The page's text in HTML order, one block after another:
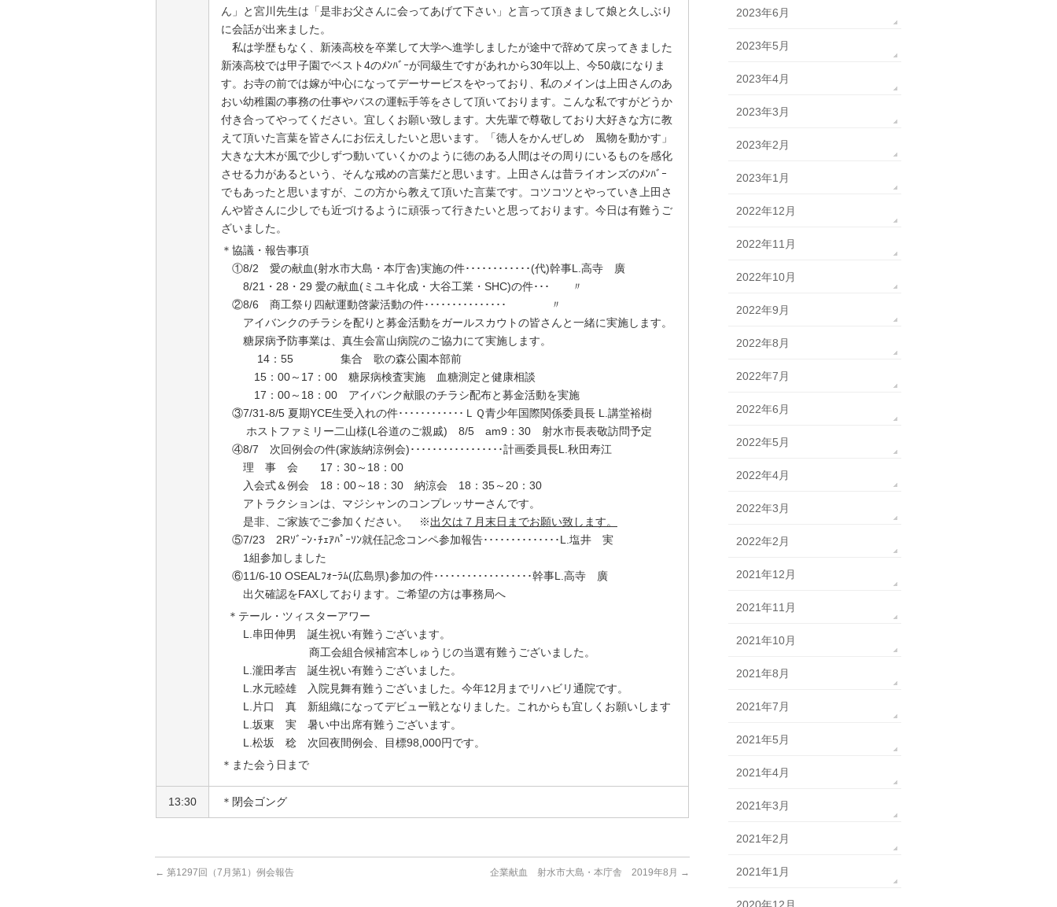
ん」と宮川先生は「是非お父さんに会ってあげて下さい」と言って頂きまして娘と久しぶり
に会話が出来ました。
私は学歴もなく、新湊高校を卒業して大学へ進学しましたが途中で辞めて戻ってきました
新湊高校では甲子園でベスト4のﾒﾝﾊﾞｰが同級生ですがあれから30年以上、今50歳になりま
す。お寺の前では嫁が中心になってデーサービスをやっており、私のメインは上田さんのあ
おい幼稚園の事務の仕事やバスの運転手等をさして頂いております。こんな私ですがどうか
付き合ってやってください。宜しくお願い致します。大先輩で尊敬しており大好きな方に教
えて頂いた言葉を皆さんにお伝えしたいと思います。「徳人をかんぜしめ 風物を動かす」
大きな大木が風で少しずつ動いていくかのように徳のある人間はその周りにいるものを感化
させる力があるという、そんな戒めの言葉だと思います。上田さんは昔ライオンズのﾒﾝﾊﾞｰ
でもあったと思いますが、この方から教えて頂いた言葉です。コツコツとやっていき上田さ
んや皆さんに少しでも近づけるように頑張って行きたいと思っております。今日は有難うご
ざいました。
＊協議・報告事項
①8/2 愛の献血(射水市大島・本庁舎)実施の件････････････(代)幹事L. 高寺 廣
8/21・28・29 愛の献血(ミユキ化成・大谷工業・ SHC)の件･･･ 〃
②8/6 商工祭り四献運動啓蒙活動の件･･･････････････ 〃
アイバンクのチラシを配りと募金活動をガールスカウトの皆さんと一緒に実施します。
糖尿病予防事業は、真生会富山病院のご協力にて実施します。
14 ： 55 集合 歌の森公園本部前
15 ： 00～ 17 ： 00 糖尿病検査実施 血糖測定と健康相談
17： 00～ 18 ： 00 アイバンク献眼のチラシ配布と募金活動を実施
③7/31-8/5 夏期YCE生受入れの件････････････ＬＱ青少年国際関係委員長 L.講堂裕樹
ホストファミリー二山様(L 谷道のご親戚) 8/5 am9 ： 30 射水市長表敬訪問予定
④8/7 次回例会の件(家族納涼例会)･････････････････計画委員長L. 秋田寿江
理 事 会 17 ： 30～ 18 ： 00
入会式＆例会 18 ： 00～ 18 ： 30 納涼会 18 ： 35～ 20 ： 30
アトラクションは、マジシャンのコンプレッサーさんです。
是非、ご家族でご参加ください。 ※出欠は７月末日までお願い致します。
⑤7/23 2Rｿﾞｰﾝ･ﾁｪｱﾊﾟｰｿﾝ就任記念コンペ参加報告･･････････････L. 塩井 実
1組参加しました
⑥11/6-10 OSEALﾌｫｰﾗﾑ(広島県)参加の件･･････････････････幹事L. 高寺 廣
出欠確認をFAXしております。ご希望の方は事務局へ
＊テール・ツィスターアワー
L.串田伸男 誕生祝い有難うございます。
商工会組合候補宮本しゅうじの当選有難うございました。
L.瀧田孝吉 誕生祝い有難うございました。
L.水元睦雄 入院見舞有難うございました。今年12月までリハビリ通院です。
L.片口 真 新組織になってデビュー戦となりました。これからも宜しくお願いします
L.坂東 実 暑い中出席有難うございます。
L.松坂 稔 次回夜間例会、目標98,000円です。
＊また会う日まで
13:30 ＊閉会ゴング
← 第1297回（7月第1）例会報告 企業献血 射水市大島・本庁舎 2019年8月 →
2023年6月
2023年5月
2023年4月
2023年3月
2023年2月
2023年1月
2022年12月
2022年11月
2022年10月
2022年9月
2022年8月
2022年7月
2022年6月
2022年5月
2022年4月
2022年3月
2022年2月
2021年12月
2021年11月
2021年10月
2021年8月
2021年7月
2021年5月
2021年4月
2021年3月
2021年2月
2021年1月